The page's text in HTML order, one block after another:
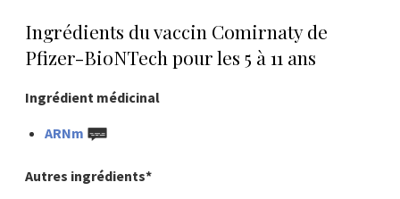
Ingrédients du vaccin Comirnaty de
Pfizer-BioNTech pour les 5 à 11 ans
Ingrédient médicinal
ARNm
Autres ingrédients*